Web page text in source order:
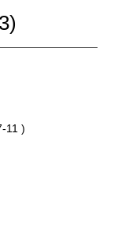
)
11 )